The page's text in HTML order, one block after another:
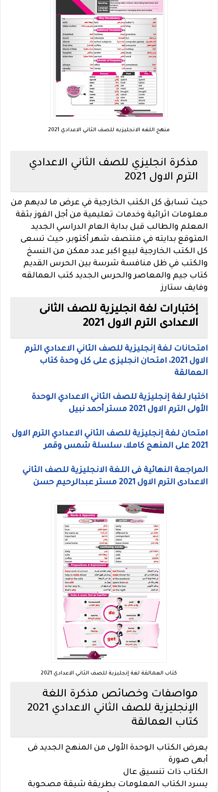
منهج اللغه الانجليزيه للصف الثاني الاعدادي 2021
مذكرة انجليزي للصف الثاني الاعدادي
الترم الاول 2021
حيث تسابق كل الكتب الخارجية في عرض ما لديهم من
معلومات اثرائية وخدمات تعليمية من أجل الفوز بثقة
المعلم والطالب قبل بداية العام الدراسي الجديد
المتوقع بدايته في منتصف شهر أكتوبر، حيث تسعى
كل الكتب الخارجية لبيع اكبر عدد ممكن من النسخ
والكتب في ظل منافسة شرسة بين الحرس القديم
كتاب جيم والمعاصر والحرس الجديد كتب العمالقه
وفايف ستارز
إختبارات لغة انجليزية للصف الثانى
الاعدادى الترم الاول 2021
امتحانات لغة إنجليزية للصف الثاني الاعدادي الترم
الاول 2021، امتحان انجليزى على كل وحدة كتاب
العمالقة
اختبار لغة إنجليزية للصف الثاني الاعدادي الوحدة
الأولى الترم الاول 2021 مستر أحمد نبيل
امتحان لغة إنجليزية للصف الثاني الاعدادي الترم الاول
2021 على المنهج كاملا، سلسلة شمس وقمر
المراجعة النهائية فى اللغة الانجليزية للصف الثاني
الاعدادى الترم الاول 2021 مستر عبدالرحيم حسن
كتاب العمالقة لغة إنجليزية للصف الثاني الاعدادي 2021
مواصفات وخصائص مذكرة اللغة
الإنجليزية للصف الثاني الاعدادي 2021
كتاب العمالقة
يعرض الكتاب الوحدة الأولى من المنهج الجديد فى
أبهى صورة
الكتاب ذات تنسيق عال
يسرد الكتاب المعلومات بطريقة شيقة مصحوبة